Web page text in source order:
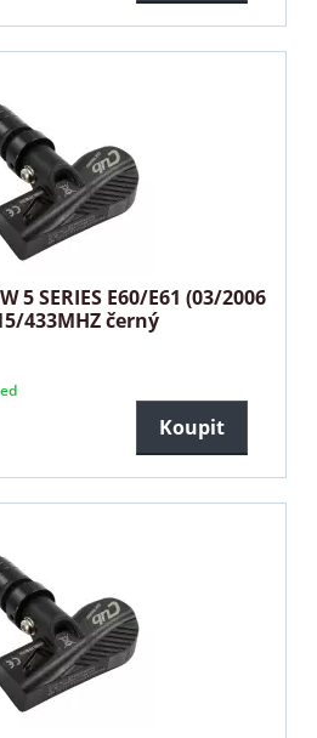
5 SERIES E60/E61 (03/2006
433MHZ černý
Koupit